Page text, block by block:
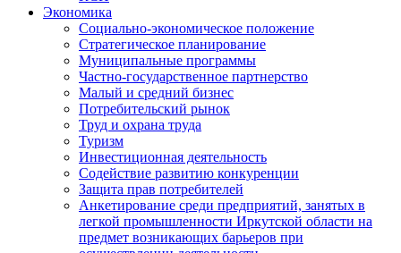
Экономика
Социально-экономическое положение
Стратегическое планирование
Муниципальные программы
Частно-государственное партнерство
Малый и средний бизнес
Потребительский рынок
Труд и охрана труда
Туризм
Инвестиционная деятельность
Содействие развитию конкуренции
Защита прав потребителей
Анкетирование среди предприятий, занятых в
легкой промышленности Иркутской области на
предмет возникающих барьеров при